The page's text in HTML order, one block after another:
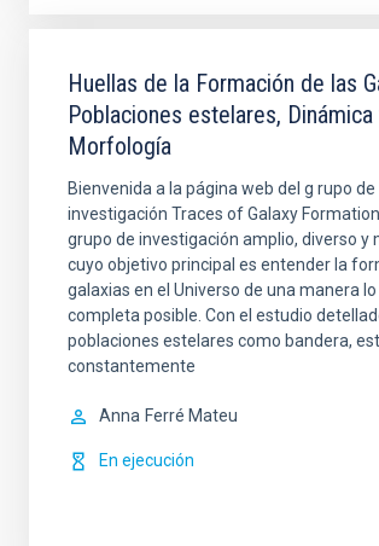
Huellas de la Formación de las
Poblaciones estelares, Dinámica
Morfología
Bienvenida a la página web del g rupo de
investigación Traces of Galaxy
grupo de investigación amplio, diverso y
cuyo objetivo principal es entender la
galaxias en el Universo de una manera
completa posible. Con el estudio
poblaciones estelares como bandera,
constantemente
Anna Ferré Mateu
En ejecución